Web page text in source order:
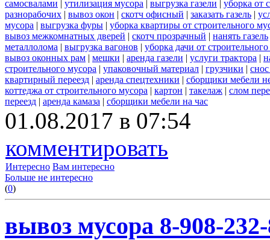
самосвалами | утилизация мусора | выгрузка газели | уборка от
разнорабочих | вывоз окон | скотч офисный | заказать газель |
мусора | выгрузка фуры | уборка квартиры от строительного
вывоз межкомнатных дверей | скотч прозрачный | нанять газель
металлолома | выгрузка вагонов | уборка дачи от
вывоз оконных рам | мешки | аренда газели | услуги трактора |
строительного мусора | упаковочный материал | грузчики |
квартирный переезд | аренда спецтехники | сборщики мебели
коттеджа от строительного мусора | картон | такелаж | слом
переезд | аренда камаза | сборщики мебели на час
01.08.2017 в 07:54
комментировать
Интересно Вам интересно
Больше не интересно
(0)
вывоз мусора 8-908-